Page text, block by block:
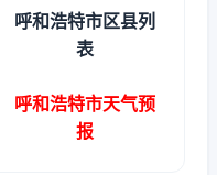
呼和浩特市区县列
表
呼和浩特市天气预
报